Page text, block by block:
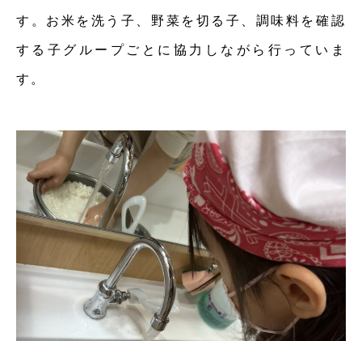
す。お米を洗う子、野菜を切る子、調味料を確認
する子グループごとに協力しながら行っていま
す。